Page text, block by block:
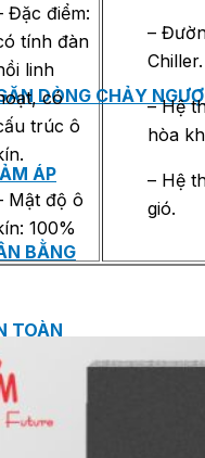
DÒNG CHẢY
ÁP
BẰNG
TOÀN
Đặc điểm:
tính đàn
linh
có
trúc ô
Mật độ ô
100%
–
Chiller.
– Hệ
hòa
– Hệ
gió.